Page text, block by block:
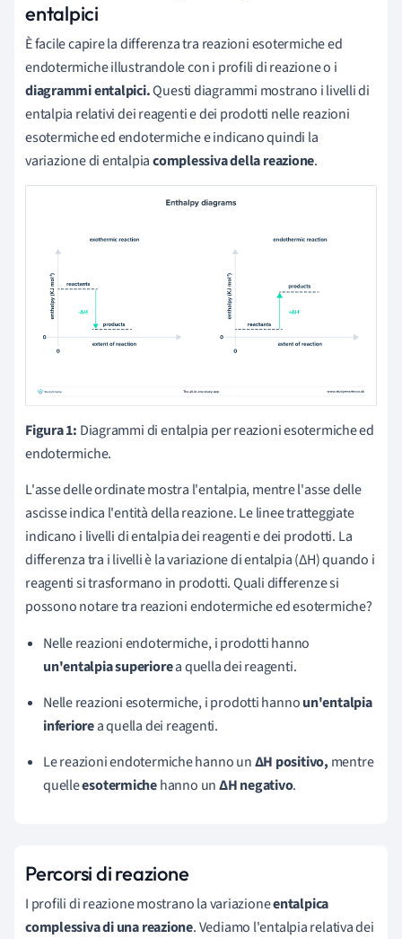
entalpici
È facile capire la differenza tra reazioni esotermiche ed
endotermiche illustrandole con i profili di reazione o i
diagrammi entalpici.Questi diagrammi mostrano i livelli di
entalpia relativi dei reagenti e dei prodotti nelle reazioni
esotermiche ed endotermiche e indicano quindi la
variazione di entalpiacomplessiva della reazione.
Figura 1: Diagrammi di entalpia per reazioni esotermiche ed
endotermiche.
L'asse delle ordinate mostra l'entalpia, mentre l'asse delle
ascisse indica l'entità della reazione. Le linee tratteggiate
indicano i livelli di entalpia dei reagenti e dei prodotti. La
differenza tra i livelli è la variazione di entalpia (∆H) quando i
reagenti si trasformano in prodotti. Quali differenze si
possono notare tra reazioni endotermiche ed esotermiche?
Nelle reazioni endotermiche, i prodotti hanno
un'entalpia superiorea quella dei reagenti.
Nelle reazioni esotermiche, i prodotti hannoun'entalpia
inferiorea quella dei reagenti.
Le reazioni endotermiche hanno un∆H positivo, mentre
quelleesotermichehanno un∆H negativo.
Percorsi di reazione
I profili di reazione mostrano la variazioneentalpica
complessiva di una reazione. Vediamo l'entalpia relativa dei